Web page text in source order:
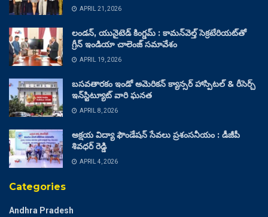
APRIL 21, 2026
లండన్, యునైటెడ్ కింగ్డమ్ : కామన్‌వెల్త్ సెక్రటేరియట్‌తో
గ్రీన్ ఇండియా చాలెంజ్ సమావేశం
APRIL 19, 2026
బసవతారకం ఇండో అమెరికన్ క్యాన్సర్ హాస్పిటల్ & రీసెర్చ్
ఇన్‌స్టిట్యూట్ వారి ఘనత
APRIL 8, 2026
అక్షయ విద్యా ఫౌండేషన్ సేవలు ప్రశంసనీయం : డీజీపీ
శివధర్ రెడ్డి
APRIL 4, 2026
Categories
Andhra Pradesh